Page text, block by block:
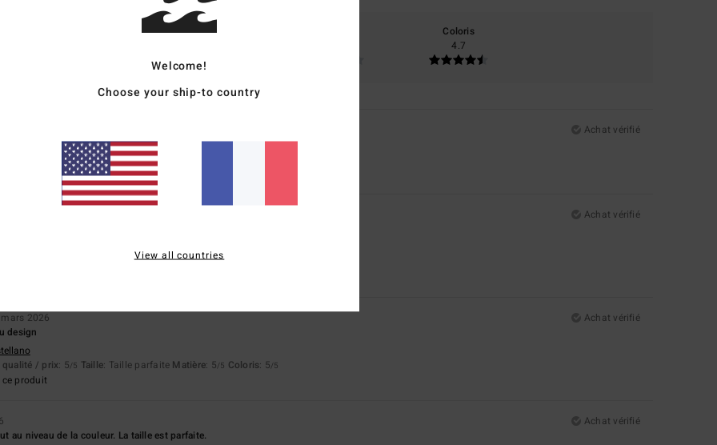
qualité / prix
Taille
Coloris
4.7
Achat vérifié
/ prix : 4/5 Taille: Taille parfaite
produit
2026
Achat vérifié
homme qui s'accordent avec différentes tenues
/ prix : Taille parfaiteMatière: 5/5
produit
mars 2026
Achat vérifié
design
qualité / prix: 5/5 Taille: Taille parfaite Matière: 5/5 Coloris: 5/5
produit
Achat vérifié
au niveau de la couleur. La taille est parfaite.
Welcome!
Choose your ship-to country
View all countries